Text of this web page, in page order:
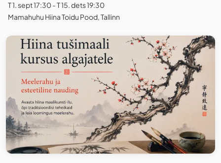
T 1. sept 17:30 - T 15. dets 19:30
Mamahuhu Hiina Toidu Pood, Tallinn